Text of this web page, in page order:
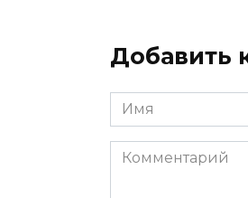
Добавить
Имя
*
Комментарий